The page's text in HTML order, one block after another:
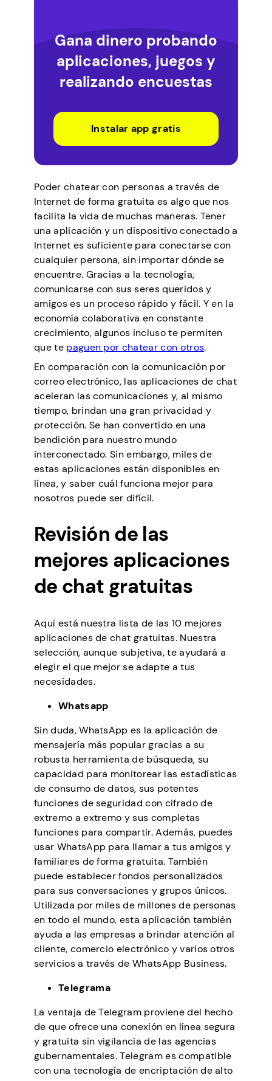
Gana dinero probando
aplicaciones, juegos y
realizando encuestas
Instalar app gratis
Poder chatear con personas a través de
Internet de forma gratuita es algo que nos
facilita la vida de muchas maneras. Tener
una aplicación y un dispositivo conectado a
Internet es suficiente para conectarse con
cualquier persona, sin importar dónde se
encuentre. Gracias a la tecnología,
comunicarse con sus seres queridos y
amigos es un proceso rápido y fácil. Y en la
economía colaborativa en constante
crecimiento, algunos incluso te permiten
que te paguen por chatear con otros.
En comparación con la comunicación por
correo electrónico, las aplicaciones de chat
aceleran las comunicaciones y, al mismo
tiempo, brindan una gran privacidad y
protección. Se han convertido en una
bendición para nuestro mundo
interconectado. Sin embargo, miles de
estas aplicaciones están disponibles en
línea, y saber cuál funciona mejor para
nosotros puede ser difícil.
Revisión de las
mejores aplicaciones
de chat gratuitas
Aquí está nuestra lista de las 10 mejores
aplicaciones de chat gratuitas. Nuestra
selección, aunque subjetiva, te ayudará a
elegir el que mejor se adapte a tus
necesidades.
Whatsapp
Sin duda, WhatsApp es la aplicación de
mensajería más popular gracias a su
robusta herramienta de búsqueda, su
capacidad para monitorear las estadísticas
de consumo de datos, sus potentes
funciones de seguridad con cifrado de
extremo a extremo y sus completas
funciones para compartir. Además, puedes
usar WhatsApp para llamar a tus amigos y
familiares de forma gratuita. También
puede establecer fondos personalizados
para sus conversaciones y grupos únicos.
Utilizada por miles de millones de personas
en todo el mundo, esta aplicación también
ayuda a las empresas a brindar atención al
cliente, comercio electrónico y varios otros
servicios a través de WhatsApp Business.
Telegrama
La ventaja de Telegram proviene del hecho
de que ofrece una conexión en línea segura
y gratuita sin vigilancia de las agencias
gubernamentales. Telegram es compatible
con una tecnología de encriptación de alto